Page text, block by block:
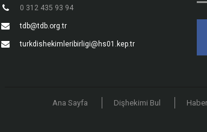
0 312 435 93 94
tdb@tdb.org.tr
turkdishekimleribirligi@hs01.kep.tr
Ana Sayfa Dişhekimi Bul